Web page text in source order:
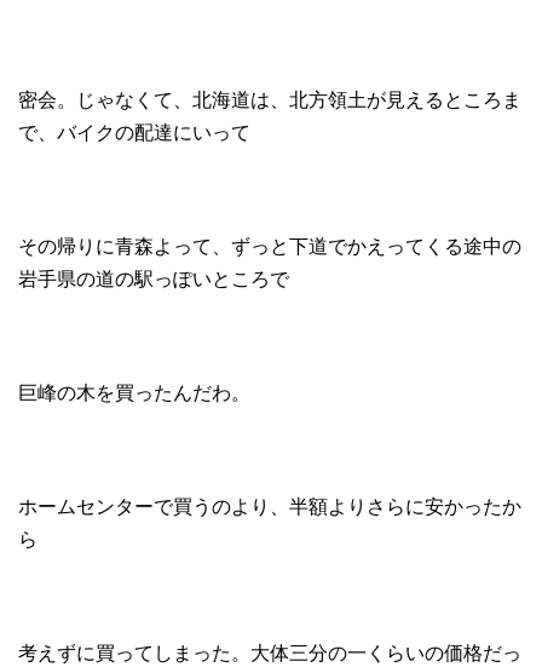
密会。じゃなくて、北海道は、北方領土が見えるところま
で、バイクの配達にいって
その帰りに青森よって、ずっと下道でかえってくる途中の
岩手県の道の駅っぽいところで
巨峰の木を買ったんだわ。
ホームセンターで買うのより、半額よりさらに安かったか
ら
考えずに買ってしまった。大体三分の一くらいの価格だっ